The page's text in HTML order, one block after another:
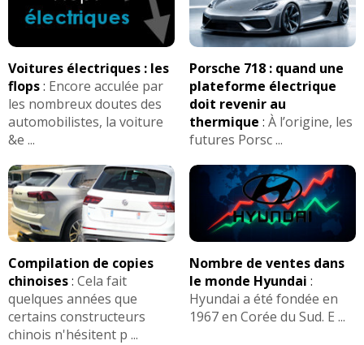
Voitures électriques : les
flops: Encore acculée par
les nombreux doutes des
automobilistes, la voiture
&e ...
Porsche 718 : quand une
plateforme électrique
doit revenir au
thermique : À l’origine, les
futures Porsc ...
Compilation de copies
chinoises: Cela fait
quelques années que
certains constructeurs
chinois n'hésitent p ...
Nombre de ventes dans
le monde Hyundai :
Hyundai a été fondée en
1967 en Corée du Sud. E ...